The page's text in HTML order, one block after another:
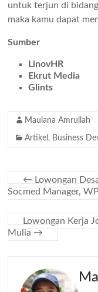
untuk terjun di
maka kamu dapat
Sumber
LinovHR
Ekrut Media
Glints
Maulana Amrullah
Artikel , Business
← Lowongan
Socmed Manager,
Lowongan Kerja
Mulia →